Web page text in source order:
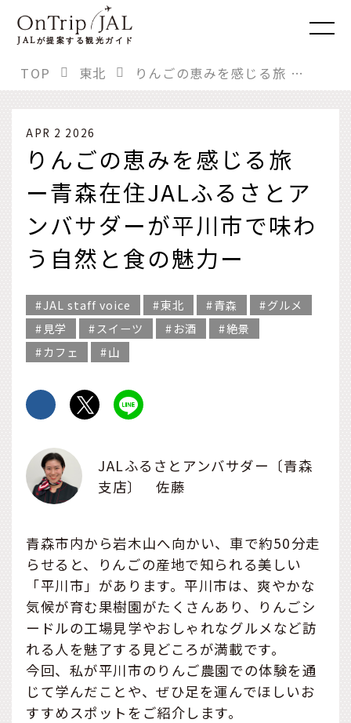
JALが提案する観光ガイド
TOP 東北 りんごの恵みを感じる旅 ー青森在住JALふるさとアンバサダーが平川市で味わう自然と食の魅力ー
APR 2 2026
りんごの恵みを感じる旅
ー青森在住JALふるさとア
ンバサダーが平川市で味わ
う自然と食の魅力ー
JAL staff voice 東北 青森
グルメ
見学
スイーツ お酒
絶景
カフェ
山
JALふるさとアンバサダー〔青森
支店〕 佐藤
青森市内から岩木山へ向かい、車で約50分走
らせると、りんごの産地で知られる美しい
「平川市」があります。平川市は、爽やかな
気候が育む果樹園がたくさんあり、りんごシ
ードルの工場見学やおしゃれなグルメなど訪
れる人を魅了する見どころが満載です。
今回、私が平川市のりんご農園での体験を通
じて学んだことや、ぜひ足を運んでほしいお
すすめスポットをご紹介します。